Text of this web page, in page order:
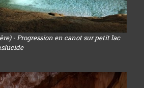
- Progression en canot sur petit lac